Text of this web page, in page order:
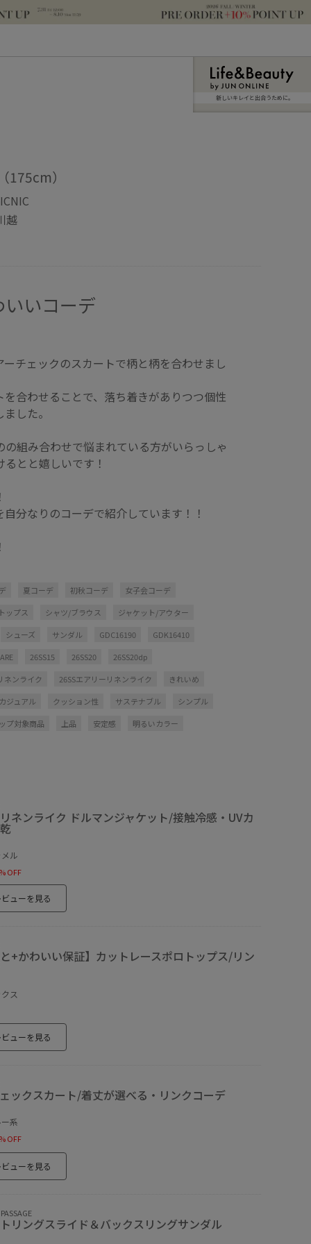
新しいキレイと出合うために。
（175cm）
越
いコーデ
チェックのスカートで柄と柄を合わせまし
合わせることで、落ち着きがありつつ個性
した。
組み合わせで悩まれている方がいらっしゃ
とと嬉しいです！
分なりのコーデで紹介しています！！
夏コーデ 初秋コーデ
女子会コーデ
トップス シャツ/ブラウス
ジャケット/アウター
シューズ サンダル GDC16190
GDK16410
26SS15 26SS20
26SS20dp
ネンライク 26SSエアリーリネンライク
きれいめ
カジュアル クッション性 サステナブル
シンプル
プ対象商品 上品 安定感
明るいカラー
ネンライク ドルマンジャケット/接触冷感・UVカ
ル
OFF
ビューを見る
と+かわいい保証】カットレースポロトップス/リン
ス
ビューを見る
ックスカート/着丈が選べる・リンクコーデ
系
OFF
ビューを見る
リングスライド＆バックスリングサンダル